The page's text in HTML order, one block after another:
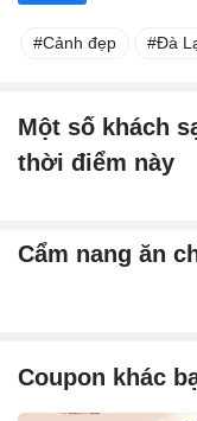
Cảnh đẹp Đà
Một số khách
thời điểm này
Cẩm nang ăn
Coupon khác